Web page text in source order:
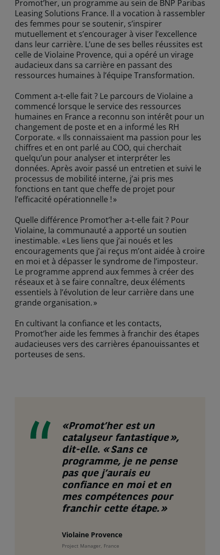
Promot’her, un programme au sein de BNP Paribas
Leasing Solutions France. Il a vocation à rassembler
des femmes pour se soutenir, s’inspirer
mutuellement et s’encourager à viser l’excellence
dans leur carrière. L’une de ses belles réussites est
celle de Violaine Provence, qui a opéré un virage
audacieux dans sa carrière en passant des
ressources humaines à l’équipe Transformation.
Comment a-t-elle fait ? Le parcours de Violaine a
commencé lorsque le service des ressources
humaines en France a reconnu son intérêt pour un
changement de poste et en a informé les RH
Corporate. « Ils connaissaient ma passion pour les
chiffres et en ont parlé au COO, qui cherchait
quelqu’un pour analyser et interpréter les
données. Après avoir passé un entretien et suivi le
processus de mobilité interne, j’ai pris mes
fonctions en tant que cheffe de projet pour
l’efficacité opérationnelle ! »
Quelle différence Promot’her a-t-elle fait ? Pour
Violaine, la communauté a apporté un soutien
inestimable. « Les liens que j’ai noués et les
encouragements que j’ai reçus m’ont aidée à croire
en moi et à dépasser le syndrome de l’imposteur.
Le programme apprend aux femmes à créer des
réseaux et à se faire connaître, deux éléments
essentiels à l’évolution de leur carrière dans une
grande organisation. »
En cultivant la confiance et les contacts,
Promot’her aide les femmes à franchir des étapes
audacieuses vers des carrières épanouissantes et
porteuses de sens.
«Promot’her est un
catalyseur fantastique »,
dit-elle. « Sans ce
programme, je ne pense
pas que j’aurais eu
confiance en moi et en
mes compétences pour
franchir cette étape. »
Violaine Provence
Project Manager, France